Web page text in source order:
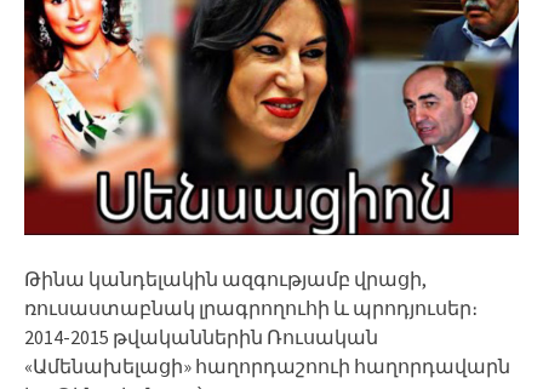
Թինա կանդելակին ազգությամբ վրացի,
ռուսաստաբնակ լրագրողուհի և պրոդյուսեր։
2014-2015 թվականներին Ռուսական
«Ամենախելացի» հաղորդաշոուի հաղորդավարն